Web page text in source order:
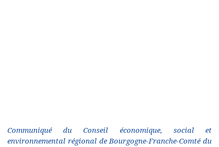
Communiqué du Conseil économique, social et
environnemental régional de Bourgogne-Franche-Comté du